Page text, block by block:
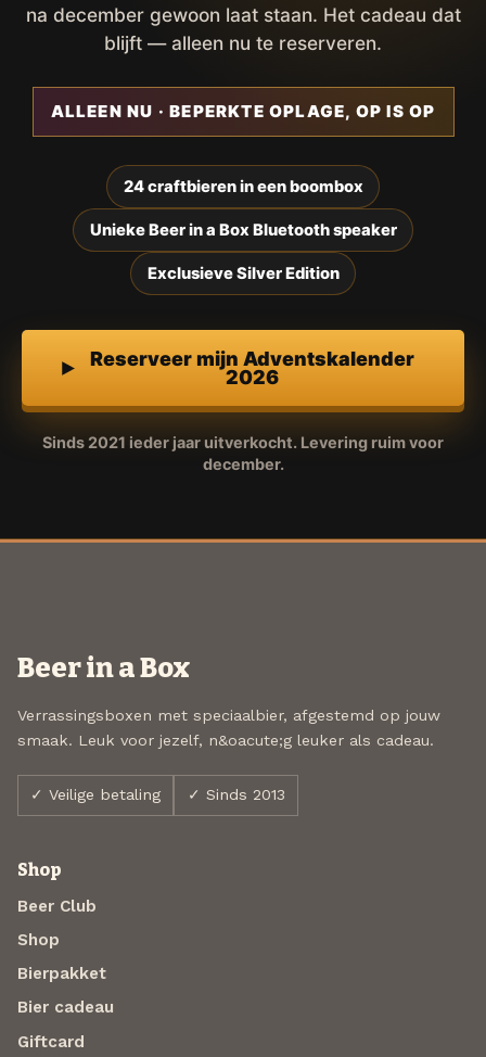
na december gewoon laat staan. Het cadeau dat
blijft — alleen nu te reserveren.
ALLEEN NU · BEPERKTE OPLAGE, OP IS OP
24 craftbieren in een boombox
Unieke Beer in a Box Bluetooth speaker
Exclusieve Silver Edition
Reserveer mijn Adventskalender
2026
Sinds 2021 ieder jaar uitverkocht. Levering ruim voor
december.
Beer in a Box
Verrassingsboxen met speciaalbier, afgestemd op jouw
smaak. Leuk voor jezelf, n&oacute;g leuker als cadeau.
✓ Veilige betaling ✓ Sinds 2013
Shop
Beer Club
Shop
Bierpakket
Bier cadeau
Giftcard